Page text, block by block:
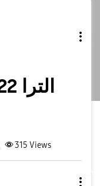
315 Views